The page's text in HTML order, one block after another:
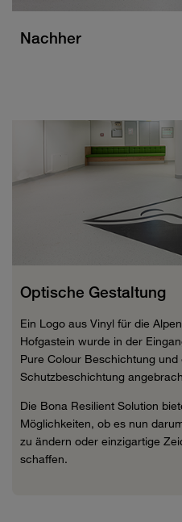
Nachher
Optische Gestaltung
Ein Logo aus Vinyl für die
Hofgastein wurde in der
Pure Colour Beschichtung
Schutzbeschichtung
Die Bona Resilient Solution
Möglichkeiten, ob es nun
zu ändern oder einzigartige
schaffen.